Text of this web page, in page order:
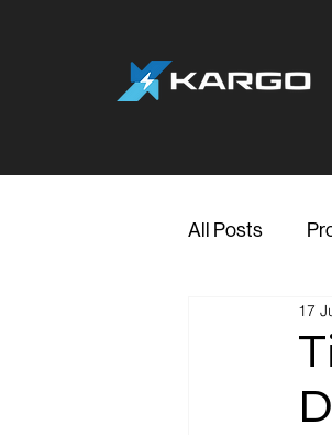
All Posts
17